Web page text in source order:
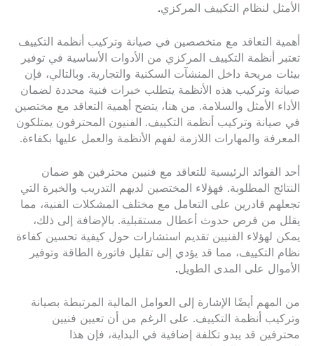
الأمثل لنظام التكييف المركزي.
أهمية التعاقد مع متخصصين في صيانة وتركيب أنظمة التكييف
تعتبر أنظمة التكييف المركزي من الأدوات الأساسية في توفير
بيئات مريحة داخل المنشآت السكنية والتجارية. وبالتالي، فإن
صيانة وتركيب هذه الأنظمة يتطلب خبرات فنية محددة لضمان
الأداء الأمثل والسلامة. من هنا، يتضح أهمية التعاقد مع مختصين
في صيانة وتركيب أنظمة التكييف. الفنيون المحترفون يمتلكون
المعرفة والمهارات اللازمة لفهم الأنظمة والعمل عليها بكفاءة.
أحد الفوائد الرئيسية للتعاقد مع فنيين محترفين هو ضمان
النتائج المطلوبة. فهؤلاء المختصين لديهم التدريب والخبرة التي
تجعلهم قادرين على التعامل مع مختلف المشكلات الفنية، مما
يقلل من فرص حدوث أعطال مستقبلية. بالإضافة إلى ذلك،
يمكن لهؤلاء الفنيين تقديم استشارات حول كيفية تحسين كفاءة
نظام التكييف، مما قد يؤدي إلى تقليل فاتورة الطاقة وتوفير
الأموال على المدى الطويل.
من المهم أيضًا الإشارة إلى العوامل المالية المرتبطة بصيانة
وتركيب أنظمة التكييف. على الرغم من أن تعيين فنيين
محترفين قد يبدو تكلفة إضافية في البداية، فإن هذا